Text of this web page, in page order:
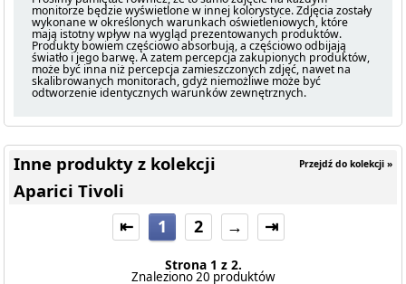
monitorze będzie wyświetlone w innej kolorystyce. Zdjęcia zostały
wykonane w określonych warunkach oświetleniowych, które
mają istotny wpływ na wygląd prezentowanych produktów.
Produkty bowiem częściowo absorbują, a częściowo odbijają
światło i jego barwę. A zatem percepcja zakupionych produktów,
może być inna niż percepcja zamieszczonych zdjęć, nawet na
skalibrowanych monitorach, gdyż niemożliwe może być
odtworzenie identycznych warunków zewnętrznych.
Przejdź do kolekcji »
Inne produkty z kolekcji
Aparici Tivoli
⇤ 1 2 → ⇥
Strona 1 z 2.
Znaleziono 20 produktów